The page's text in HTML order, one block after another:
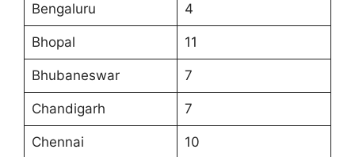
Bengaluru 4
Bhopal 11
Bhubaneswar 7
Chandigarh 7
Chennai 10